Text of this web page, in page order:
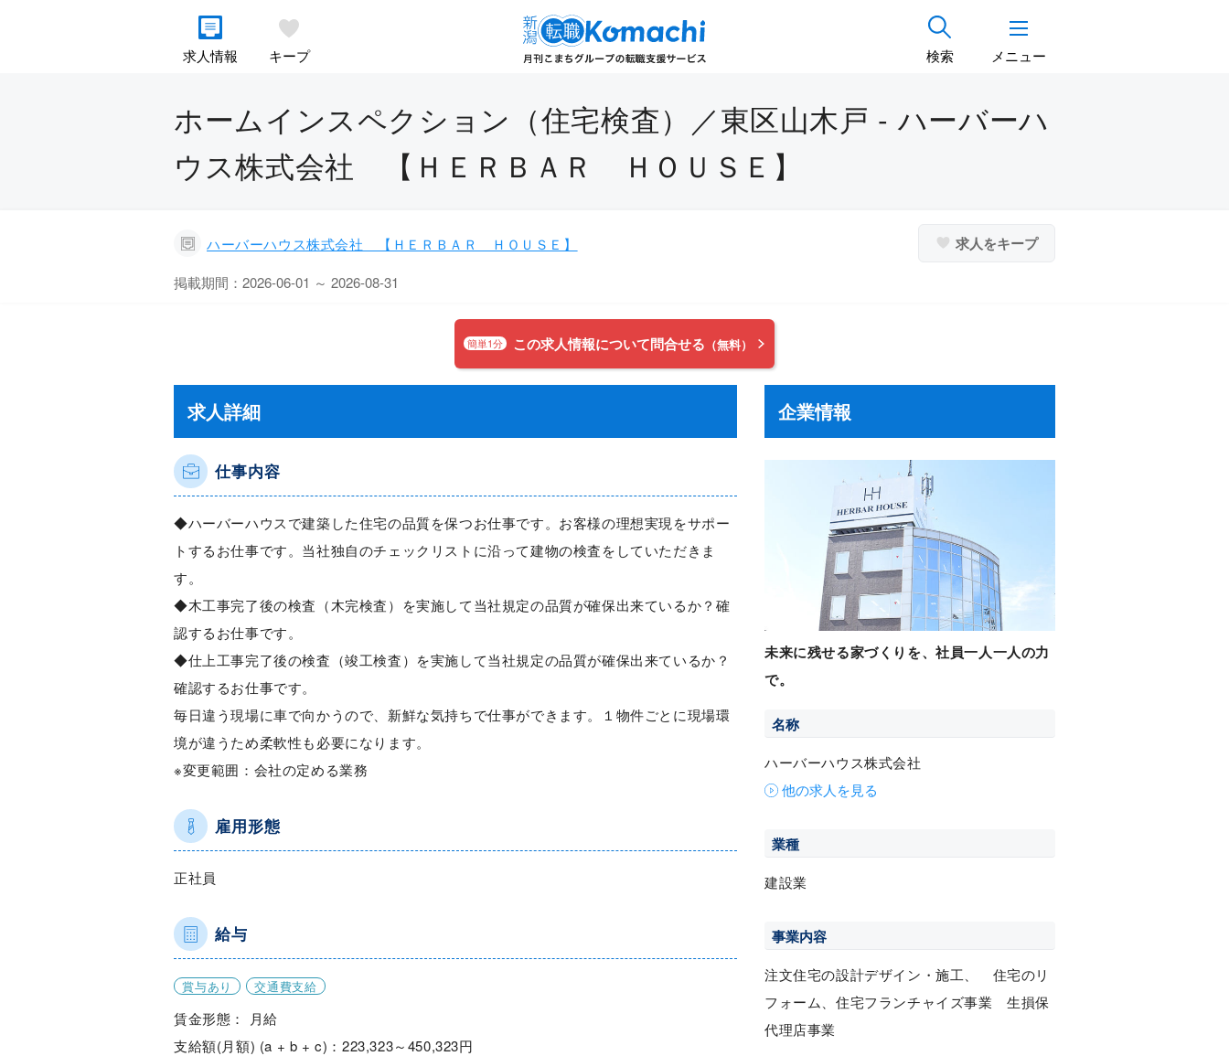
求人情報 キープ 検索 メニュー
ホームインスペクション（住宅検査）／東区山木戸 - ハーバーハ
ウス株式会社 【ＨＥＲＢＡＲ ＨＯＵＳＥ】
ハーバーハウス株式会社 【ＨＥＲＢＡＲ ＨＯＵＳＥ】 求人をキープ
掲載期間：2026-06-01 ～ 2026-08-31
簡単1分 この求人情報について問合せる （無料）
求人詳細
仕事内容
◆ハーバーハウスで建築した住宅の品質を保つお仕事です。お客様の理想実現をサポー
トするお仕事です。当社独自のチェックリストに沿って建物の検査をしていただきま
す。
◆木工事完了後の検査（木完検査）を実施して当社規定の品質が確保出来ているか？確
認するお仕事です。
◆仕上工事完了後の検査（竣工検査）を実施して当社規定の品質が確保出来ているか？
確認するお仕事です。
毎日違う現場に車で向かうので、新鮮な気持ちで仕事ができます。１物件ごとに現場環
境が違うため柔軟性も必要になります。
※変更範囲：会社の定める業務
雇用形態
正社員
給与
賞与あり 交通費支給
賃金形態： 月給
支給額(月額) (a + b + c)：223,323～450,323円
企業情報
未来に残せる家づくりを、社員一人一人の力
で。
名称
ハーバーハウス株式会社
他の求人を見る
業種
建設業
事業内容
注文住宅の設計デザイン・施工、 住宅のリ
フォーム、住宅フランチャイズ事業 生損保
代理店事業